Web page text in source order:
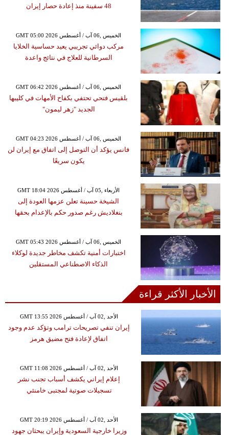
48 سفينة منذ إعادة حصار إيران
GMT 05:00 2026 الخميس ,06 آب / أغسطس
مركب دوائي تجريبي يعيد حساسية الخلايا
السرطانية للعلاج في نتائج واعدة
GMT 06:42 2026 الخميس ,06 آب / أغسطس
بلقيس فتحي تحتفي بكفاح الأمهات في كليبها
الجديد "زهر ليمون"
GMT 04:23 2026 الخميس ,06 آب / أغسطس
فانس يؤكد أن التوصل إلى اتفاق مع إيران لن
يكون سريعًا
GMT 18:04 2026 الأربعاء ,05 آب / أغسطس
الشيخة حسينة تعلن عزمها العودة إلى
بنغلاديش رغم صدور حكم بالإعدام بحقها
GMT 05:43 2026 الخميس ,06 آب / أغسطس
اختبارات أمنية تكشف مخاطر جديدة لوكلاء
الذكاء الاصطناعي المستقلين
الأخبار الأكثر قراءة
GMT 13:55 2026 الأحد ,02 آب / أغسطس
إيران تنفي تصريحات ترامب وتؤكد عدم وجود
اتفاق لإعادة فتح مضيق هرمز
GMT 11:08 2026 الأحد ,02 آب / أغسطس
إعلام إيراني يكشف أسباب تجنب نشر
تسجيلات صوتية لمجتبى خامنئي
GMT 20:19 2026 الأحد ,02 آب / أغسطس
وزيرا خارجية السعودية وإيران يبحثان جهود